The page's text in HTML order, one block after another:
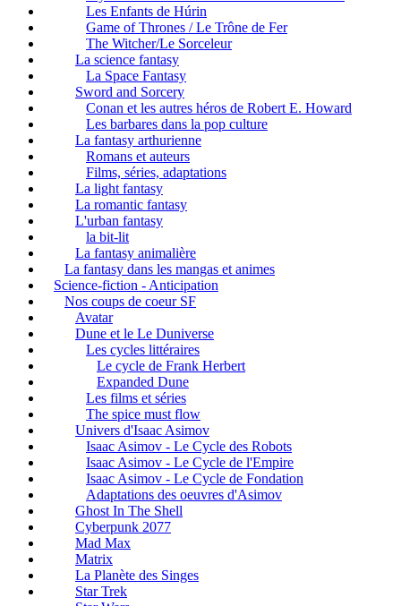
Les Enfants de Húrin
Game of Thrones / Le Trône de Fer
The Witcher/Le Sorceleur
La science fantasy
La Space Fantasy
Sword and Sorcery
Conan et les autres héros de Robert E. Howard
Les barbares dans la pop culture
La fantasy arthurienne
Romans et auteurs
Films, séries, adaptations
La light fantasy
La romantic fantasy
L'urban fantasy
la bit-lit
La fantasy animalière
La fantasy dans les mangas et animes
Science-fiction - Anticipation
Nos coups de coeur SF
Avatar
Dune et le Le Duniverse
Les cycles littéraires
Le cycle de Frank Herbert
Expanded Dune
Les films et séries
The spice must flow
Univers d'Isaac Asimov
Isaac Asimov - Le Cycle des Robots
Isaac Asimov - Le Cycle de l'Empire
Isaac Asimov - Le Cycle de Fondation
Adaptations des oeuvres d'Asimov
Ghost In The Shell
Cyberpunk 2077
Mad Max
Matrix
La Planète des Singes
Star Trek